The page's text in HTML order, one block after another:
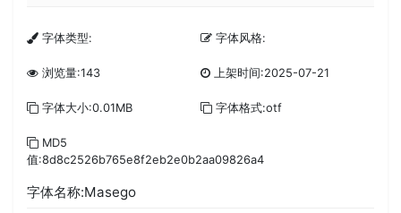
字体类型: 字体风格:
浏览量:143 上架时间:2025-07-21
字体大小:0.01MB 字体格式:otf
MD5
值:8d8c2526b765e8f2eb2e0b2aa09826a4
字体名称:Masego